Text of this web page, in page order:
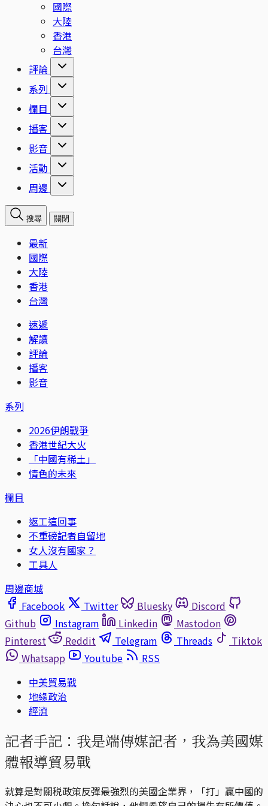
國際
大陸
香港
台灣
評論
系列
欄目
播客
影音
活動
周邊
搜尋 關閉
最新
國際
大陸
香港
台灣
速遞
解讀
評論
播客
影音
系列
2026伊朗戰爭
香港世紀大火
「中國有稀土」
情色的未來
欄目
返工這回事
不重磅記者自留地
女人沒有國家？
工具人
周邊商城
Facebook
Twitter Bluesky
Discord
Github
Instagram Linkedin
Mastodon
Pinterest
Reddit Telegram Threads
Tiktok
Whatsapp
Youtube
RSS
中美貿易戰
地緣政治
經濟
記者手記：我是端傳媒記者，我為美國媒
體報導貿易戰
就算是對關税政策反彈最強烈的美國企業界，「打」贏中國的